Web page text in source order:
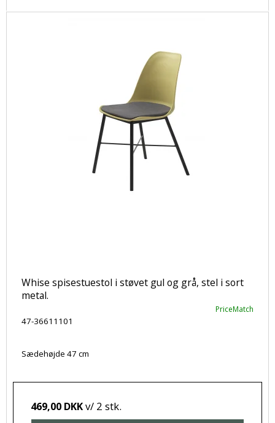
Whise spisestuestol i støvet gul og grå, stel i sort
metal.
PriceMatch
47-36611101
Sædehøjde 47 cm
469,00 DKKv/ 2 stk.